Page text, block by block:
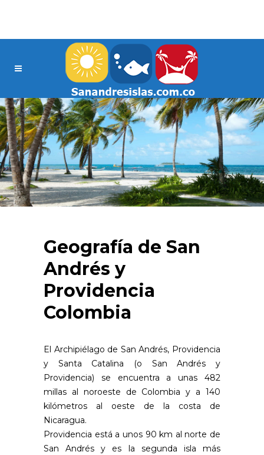
Geografía de San
Andrés y
Providencia
Colombia
El Archipiélago de San Andrés, Providencia
y Santa Catalina (o San Andrés y
Providencia) se encuentra a unas 482
millas al noroeste de Colombia y a 140
kilómetros al oeste de la costa de
Nicaragua.
Providencia está a unos 90 km al norte de
San Andrés y es la segunda isla más